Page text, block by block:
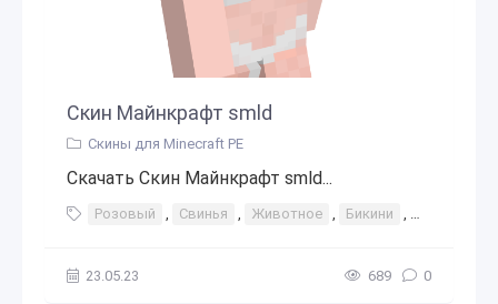
Скин Майнкрафт smld
Скины для Minecraft PE
Скачать Скин Майнкрафт smld...
Розовый , Свинья , Животное , Бикини , Горячий
23.05.23 689 0